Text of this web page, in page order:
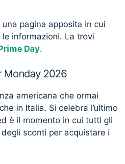
pagina apposita in cui
informazioni. La trovi
Day.
Monday 2026
americana che ormai
in Italia. Si celebra l’ultimo
è il momento in cui tutti gli
sconti per acquistare i